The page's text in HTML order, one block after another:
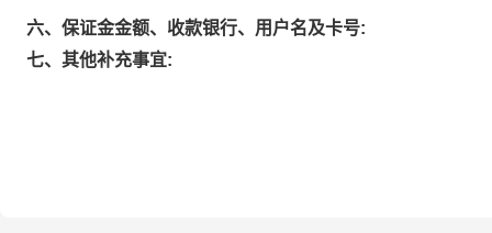
六、保证金金额、收款银行、用户名及卡号:
七、其他补充事宜: